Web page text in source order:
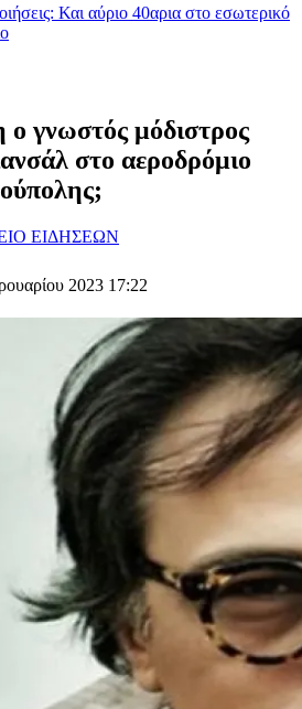
Και αύριο 40αρια στο εσωτερικό
ο γνωστός μόδιστρος
στο αεροδρόμιο
ΕΙΔΗΣΕΩΝ
2023 17:22